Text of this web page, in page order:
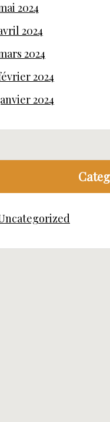
2024
2024
2024
2024
2024